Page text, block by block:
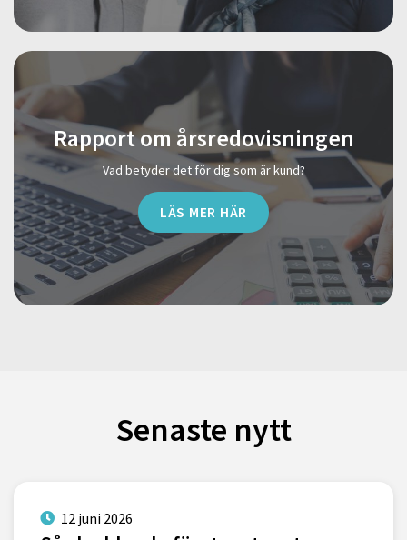
Rapport om årsredovisningen
Vad betyder det för dig som är kund?
LÄS MER HÄR
Senaste nytt
12 juni 2026